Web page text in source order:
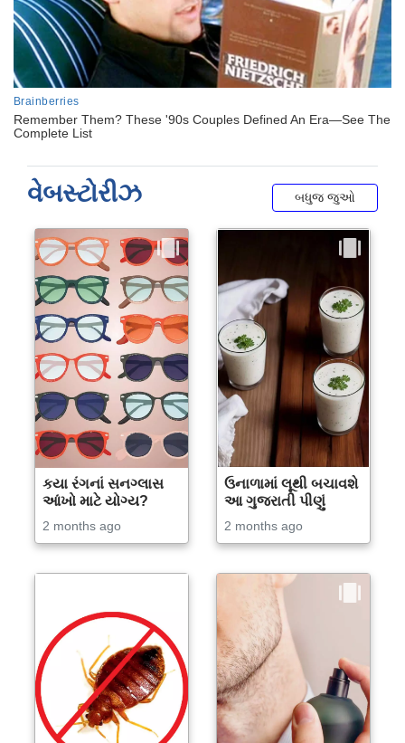
વેબસ્ટોરીઝ બધુજ જુઓ
કયા રંગનાં સનગ્લાસ
આંખો માટે યોગ્ય?
2 months ago
ઉનાળામાં લૂથી બચાવશે
આ ગુજરાતી પીણું
2 months ago